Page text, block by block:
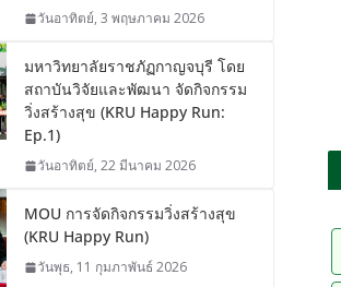
วันอาทิตย์, 3 พฤษภาคม 2026
มหาวิทยาลัยราชภัฏกาญจบุรี โดย
สถาบันวิจัยและพัฒนา จัดกิจกรรม
วิ่งสร้างสุข (KRU Happy Run:
Ep.1)
วันอาทิตย์, 22 มีนาคม 2026
MOU การจัดกิจกรรมวิ่งสร้างสุข
(KRU Happy Run)
วันพุธ, 11 กุมภาพันธ์ 2026